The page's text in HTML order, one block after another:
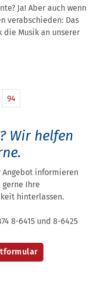
Ja! Aber auch wenn
verabschieden: Das
die Musik an unserer
94
Wir helfen
Angebot informieren
gerne Ihre
hinterlassen.
8-6415 und 8-6425